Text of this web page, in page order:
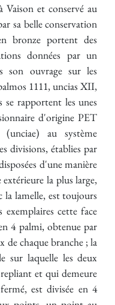
Vaison et conservé au
sa belle conservation
bronze portent des
données par un
son ouvrage sur les
1111, uncias XII,
rapportent les unes
d'origine PET
au système
divisions, établies par
d'une manière
la plus large,
lamelle, est toujours
cette face
4 palmi, obtenue par
de chaque branche ; la
sur laquelle les deux
et qui demeure
est divisée en 4